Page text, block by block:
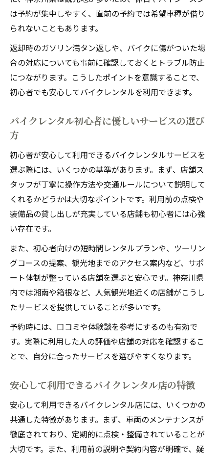
は予約が集中しやすく、直前の予約では希望車種が借り
られないこともあります。
返却時のガソリン満タン返しや、バイクに傷がついた場
合の対応についても事前に確認しておくとトラブル防止
につながります。こうしたポイントを意識することで、
初心者でも安心してバイクレンタルを利用できます。
バイクレンタル初心者に優しいサービスの選び
方
初心者が安心して利用できるバイクレンタルサービスを
選ぶ際には、いくつかの基準があります。まず、店舗ス
タッフが丁寧に操作方法や交通ルールについて説明して
くれるかどうかは大切なポイントです。利用前の点検や
装備品の貸し出しが充実している店舗も初心者には心強
い存在です。
また、初心者向けの短時間レンタルプランや、ツーリン
グコースの提案、観光地までのアクセス案内など、サポ
ート体制が整っている店舗を選ぶと安心です。神奈川県
内では湘南や箱根など、人気観光地近くの店舗がこうし
たサービスを提供していることが多いです。
予約時には、口コミや体験談を参考にするのも有効で
す。実際に利用した人の評価や店舗の対応を確認するこ
とで、自分に合ったサービスを選びやすくなります。
安心して利用できるバイクレンタル店の特徴
安心して利用できるバイクレンタル店には、いくつかの
共通した特徴があります。まず、車両のメンテナンスが
徹底されており、定期的に点検・整備されていることが
大切です。また、利用前の説明や契約内容が明確で、疑